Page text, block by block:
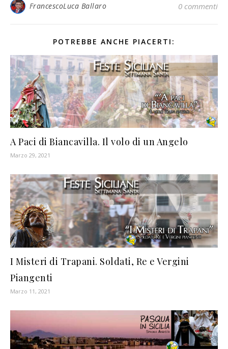
FrancescoLuca Ballaro 0 commenti
POTREBBE ANCHE PIACERTI:
A Paci di Biancavilla. Il volo di un Angelo
Marzo 29, 2021
I Misteri di Trapani. Soldati, Re e Vergini
Piangenti
Marzo 11, 2021